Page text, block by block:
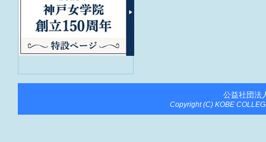
公益社団法
Copyright (C) KOBE